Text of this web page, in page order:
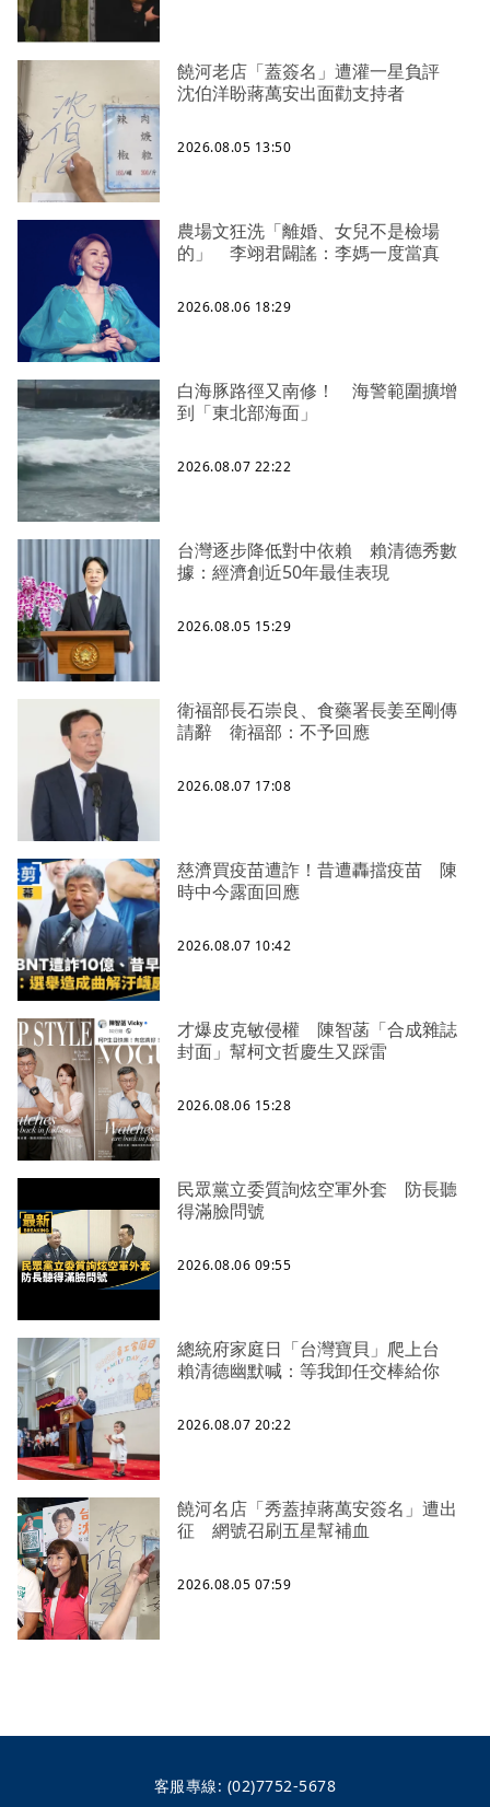
饒河老店「蓋簽名」遭灌一星負評
沈伯洋盼蔣萬安出面勸支持者
2026.08.05 13:50
農場文狂洗「離婚、女兒不是檢場
的」 李翊君闢謠：李媽一度當真
2026.08.06 18:29
白海豚路徑又南修！ 海警範圍擴增
到「東北部海面」
2026.08.07 22:22
台灣逐步降低對中依賴 賴清德秀數
據：經濟創近50年最佳表現
2026.08.05 15:29
衛福部長石崇良、食藥署長姜至剛傳
請辭 衛福部：不予回應
2026.08.07 17:08
慈濟買疫苗遭詐！昔遭轟擋疫苗 陳
時中今露面回應
2026.08.07 10:42
才爆皮克敏侵權 陳智菡「合成雜誌
封面」幫柯文哲慶生又踩雷
2026.08.06 15:28
民眾黨立委質詢炫空軍外套 防長聽
得滿臉問號
2026.08.06 09:55
總統府家庭日「台灣寶貝」爬上台
賴清德幽默喊：等我卸任交棒給你
2026.08.07 20:22
饒河名店「秀蓋掉蔣萬安簽名」遭出
征 網號召刷五星幫補血
2026.08.05 07:59
客服專線: (02)7752-5678